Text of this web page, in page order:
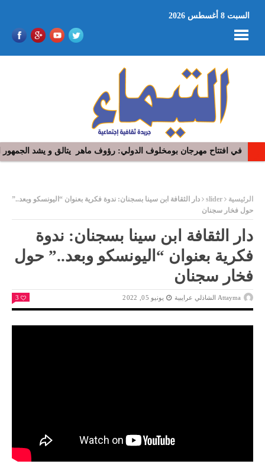
السبت 8 أغسطس 2026
في افتتاح مهرجان بومخلوف الدولي: رؤوف ماهر يتالق و يشد الجمهور
الرئيسية slider
دار الثقافة ابن سينا بسجنان: ندوة فكرية بعنوان “اليونسكو وبعد..”
حول فخار سجنان
دار الثقافة ابن سينا بسجنان: ندوة
فكرية بعنوان “اليونسكو وبعد..” حول
فخار سجنان
Attayma الشاذلي عرايبية يونيو 05, 2022 3